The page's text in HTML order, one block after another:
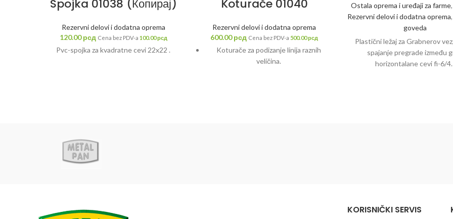
Spojka 01038 (Копирај)
Rezervni delovi i dodatna oprema
120.00рсд Cena bez PDV-a 100.00рсд
Pvc-spojka za kvadratne cevi 22x22 .
Koturače 01040
Rezervni delovi i dodatna oprema
600.00рсд Cena bez PDV-a 500.00рсд
Koturače za podizanje linija raznih
veličina.
Ostala oprema i uređaji za farme
Rezervni delovi i dodatna oprema
goveda
Plastični ležaj za Grabnerov
spajanje pregrade između
horizontalane cevi fi-6/
KORISNIČKI SERVIS